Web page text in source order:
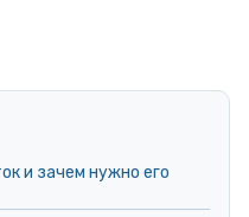
и зачем нужно его